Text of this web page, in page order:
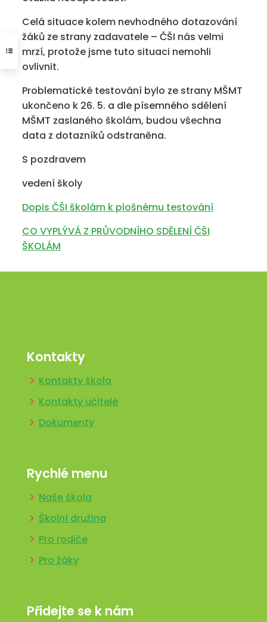
Celá situace kolem nevhodného dotazování
žáků ze strany zadavatele – ČŠI nás velmi
mrzí, protože jsme tuto situaci nemohli
ovlivnit.
Problematické testování bylo ze strany MŠMT
ukončeno k 26. 5. a dle písemného sdělení
MŠMT zaslaného školám, budou všechna
data z dotazníků odstraněna.
S pozdravem
vedení školy
Dopis ČŠI školám k plošnému testování
CO VYPLÝVÁ Z PRŮVODNÍHO SDĚLENÍ ČŠI
ŠKOLÁM
Kontakty
Kontakty škola
Kontakty učitelé
Dokumenty
Rychlé menu
Naše škola
Školní družina
Pro rodiče
Pro žáky
Přidejte se k nám